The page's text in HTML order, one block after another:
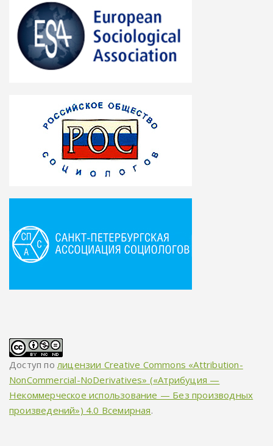
Доступ полицензии Creative Commons «Attribution-
NonCommercial-NoDerivatives» («Атрибуция —
Некоммерческое использование — Без производных
произведений») 4.0 Всемирная.